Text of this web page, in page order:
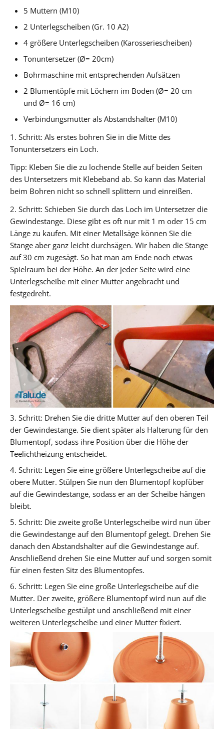
5 Muttern (M10)
2 Unterlegscheiben (Gr. 10 A2)
4 größere Unterlegscheiben (Karosseriescheiben)
Tonuntersetzer (Ø= 20cm)
Bohrmaschine mit entsprechenden Aufsätzen
2 Blumentöpfe mit Löchern im Boden (Ø= 20 cm
und Ø= 16 cm)
Verbindungsmutter als Abstandshalter (M10)
1. Schritt: Als erstes bohren Sie in die Mitte des
Tonuntersetzers ein Loch.
Tipp: Kleben Sie die zu lochende Stelle auf beiden Seiten
des Untersetzers mit Klebeband ab. So kann das Material
beim Bohren nicht so schnell splittern und einreißen.
2. Schritt: Schieben Sie durch das Loch im Untersetzer die
Gewindestange. Diese gibt es oft nur mit 1 m oder 15 cm
Länge zu kaufen. Mit einer Metallsäge können Sie die
Stange aber ganz leicht durchsägen. Wir haben die Stange
auf 30 cm zugesägt. So hat man am Ende noch etwas
Spielraum bei der Höhe. An der jeder Seite wird eine
Unterlegscheibe mit einer Mutter angebracht und
festgedreht.
3. Schritt: Drehen Sie die dritte Mutter auf den oberen Teil
der Gewindestange. Sie dient später als Halterung für den
Blumentopf, sodass ihre Position über die Höhe der
Teelichtheizung entscheidet.
4. Schritt: Legen Sie eine größere Unterlegscheibe auf die
obere Mutter. Stülpen Sie nun den Blumentopf kopfüber
auf die Gewindestange, sodass er an der Scheibe hängen
bleibt.
5. Schritt: Die zweite große Unterlegscheibe wird nun über
die Gewindestange auf den Blumentopf gelegt. Drehen Sie
danach den Abstandshalter auf die Gewindestange auf.
Anschließend drehen Sie eine Mutter auf und sorgen somit
für einen festen Sitz des Blumentopfes.
6. Schritt: Legen Sie eine große Unterlegscheibe auf die
Mutter. Der zweite, größere Blumentopf wird nun auf die
Unterlegscheibe gestülpt und anschließend mit einer
weiteren Unterlegscheibe und einer Mutter fixiert.